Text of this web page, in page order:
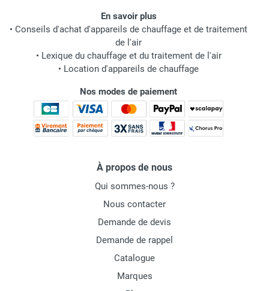
En savoir plus
• Conseils d'achat d'appareils de chauffage et de traitement
de l'air
• Lexique du chauffage et du traitement de l'air
• Location d'appareils de chauffage
Nos modes de paiement
À propos de nous
Qui sommes-nous ?
Nous contacter
Demande de devis
Demande de rappel
Catalogue
Marques